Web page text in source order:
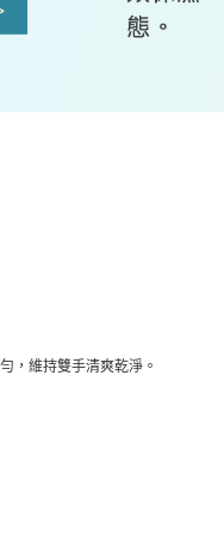
，維持雙手清爽乾淨。